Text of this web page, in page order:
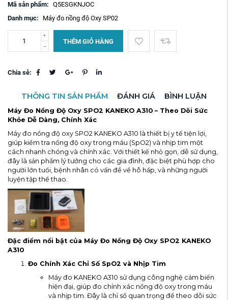
Mã sản phẩm: Q5ESGKNJOC
Danh mục:
Máy đo nồng độ Oxy SP02
THÊM GIỎ HÀNG
Chia sẻ:
THÔNG TIN SẢN PHẨM ĐÁNH GIÁ BÌNH LUẬN
Máy Đo Nồng Độ Oxy SPO2 KANEKO A310 – Theo Dõi Sức
Khỏe Dễ Dàng, Chính Xác
Máy đo nồng độ oxy SPO2 KANEKO A310 là thiết bị y tế tiện lợi,
giúp kiểm tra nồng độ oxy trong máu (SpO2) và nhịp tim một
cách nhanh chóng và chính xác. Với thiết kế nhỏ gọn, dễ sử dụng,
đây là sản phẩm lý tưởng cho các gia đình, đặc biệt phù hợp cho
người lớn tuổi, bệnh nhân có vấn đề về hô hấp, và những người
luyện tập thể thao.
Đặc điểm nổi bật của Máy Đo Nồng Độ Oxy SPO2 KANEKO
A310
Đo Chính Xác Chỉ Số SpO2 và Nhịp Tim
Máy đo KANEKO A310 sử dụng công nghệ cảm biến
hiện đại, giúp đo chính xác nồng độ oxy trong máu
và nhịp tim. Đây là chỉ số quan trọng để theo dõi sức